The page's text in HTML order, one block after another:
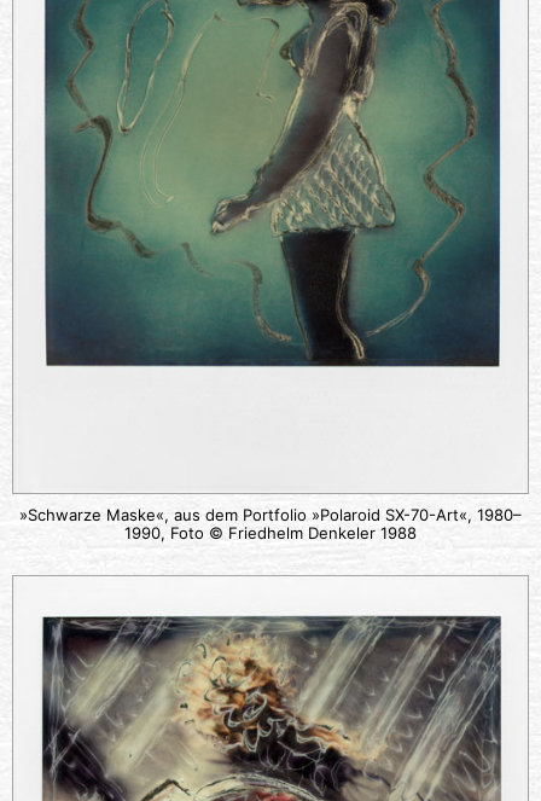
»Schwarze Maske«, aus dem Portfolio »Polaroid SX-70-Art«, 1980–
1990, Foto © Friedhelm Denkeler 1988